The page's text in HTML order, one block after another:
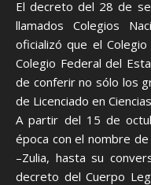
El decreto del 28 de
llamados Colegios
oficializó que el
Colegio Federal del
de conferir no sólo los
de Licenciado en
A partir del 15 de
época con el nombre
–Zulia, hasta su
decreto del Cuerpo